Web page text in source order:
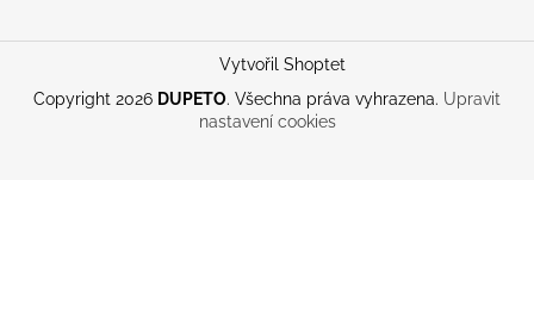
Vytvořil Shoptet
Copyright 2026 DUPETO. Všechna práva vyhrazena. Upravit
nastavení cookies